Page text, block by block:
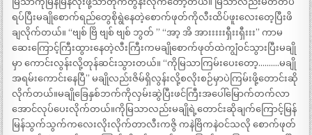
ရပ်ပြီးမချိုစောက်ရည်တွေစိုရွဲနေတဲ့စောက်ဖုတ်ကိုလီးထိပ်ဖူးလေးတေ့ပြီးဖိ
ချလိုက်တယ်။ “ဗျစ် ဗြိ ဗျစ် ဗျစ် ဘွတ် ” “အာ့ အိ အားးးးးရှီးးရှီးးး” ကာမ
ဆေးကြောင့်ကြီးထွားနေတဲ့လီးကြီးကမချိုစောက်ဖုတ်ထဲကျွံဝင်သွားပြီးမချို
မှာ ကောင်းလွန်းလို့တုန်ဆင်းသွားတယ်။ “ကိုမြသာကြမ်းပေးတော့……….မချို
အရမ်းကောင်းနေပြီ” မချိုလည်းဇိမ်ရှိလွန်းလို့စလိုးစဉ်မှာပဲကြမ်းဖို့တောင်းဆို
လိုက်တယ်။မချိုခြေနှစ်ဘက်ကိုလှမ်းဆွဲပြီးဖင်ကြီးအပေါ်မြောက်တက်လာ
အောင်လုပ်ပေးလိုက်တယ်။ကိုမြသာလည်းမချိုရဲ့တောင်းဆိုချက်ကြောင့်မြန်
မြန်သွက်သွက်ကလေးလိုးလိုက်တာလီးကဇွိ ကနဲဗြိကနဲဝင်သလို စောက်ဖုတ်